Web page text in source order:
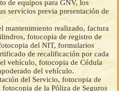
de equipos para GNV, los
servicios previa presentación de
mantenimiento realizado, factura
fotocopia de registro de
del NIT, formularios
de recalificación por cada
vehículo, fotocopia de Cédula
del vehículo.
del Servicio, fotocopia de
de la Póliza de Seguros